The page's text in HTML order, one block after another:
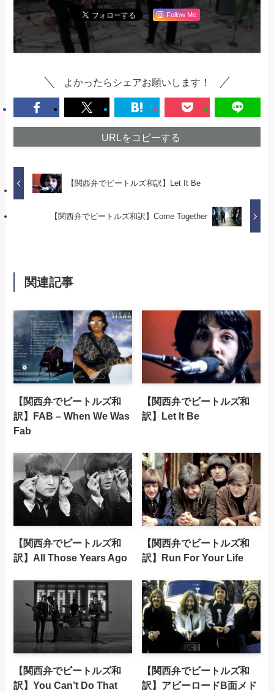
Follow Me
よかったらシェアお願いします！
URLをコピーする
【関西弁でビートルズ和訳】Let It Be
【関西弁でビートルズ和訳】Come Together
関連記事
【関西弁でビートルズ和
訳】FAB – When We Was
Fab
【関西弁でビートルズ和
訳】Let It Be
【関西弁でビートルズ和
訳】All Those Years Ago
【関西弁でビートルズ和
訳】Run For Your Life
【関西弁でビートルズ和
訳】You Can’t Do That
【関西弁でビートルズ和
訳】アビーロードB面メド